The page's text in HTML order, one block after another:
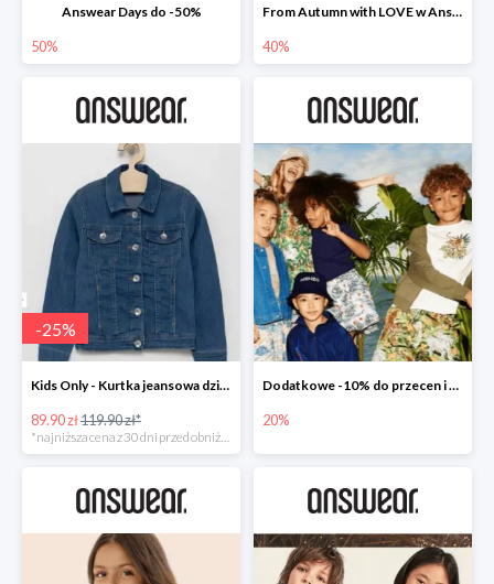
Answear Days do -50%
50%
From Autumn with LOVE w Answear do -40%
40%
-25%
Kids Only - Kurtka jeansowa dziecięca
89.90 zł119.90 zł*
*najniższa cena z 30 dni przed obniżką
Dodatkowe -10% do przecen i nowości -20% w Answear
20%